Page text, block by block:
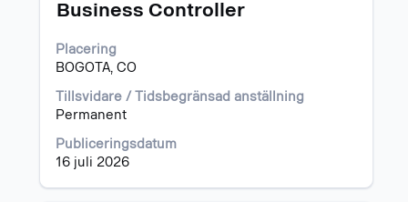
Titel
Business Controller
Placering
BOGOTA, CO
Tillsvidare / Tidsbegränsad anställning
Permanent
Publiceringsdatum
16 juli 2026
Klicka
blankstegstangenten
för
visa
allt
i
jobbeskrivningen.